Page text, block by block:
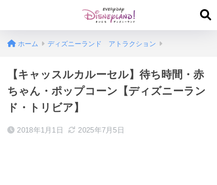
ホーム ディズニーランド アトラクション
【キャッスルカルーセル】待ち時間・赤
ちゃん・ポップコーン【ディズニーラン
ド・トリビア】
2018年1月1日 2025年7月5日